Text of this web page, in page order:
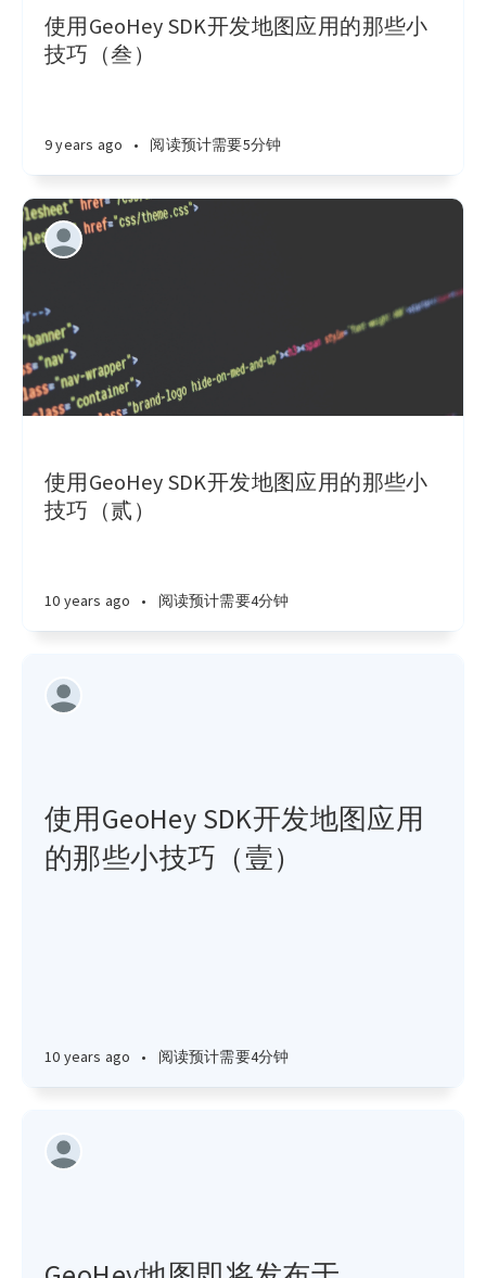
使用GeoHey SDK开发地图应用的那些小
技巧（叁）
9 years ago • 阅读预计需要5分钟
使用GeoHey SDK开发地图应用的那些小
技巧（贰）
10 years ago • 阅读预计需要4分钟
使用GeoHey SDK开发地图应用
的那些小技巧（壹）
10 years ago • 阅读预计需要4分钟